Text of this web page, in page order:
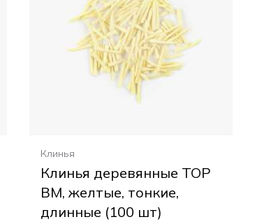
Клинья
Клинья деревянные ТОР
ВМ, желтые, тонкие,
длинные (100 шт)